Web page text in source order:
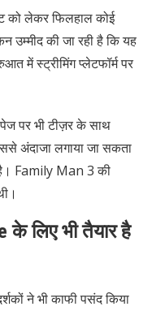
को लेकर फिलहाल कोई
उम्मीद की जा रही है कि यह
में स्ट्रीमिंग प्लेटफॉर्म पर
पर भी टीज़र के साथ
अंदाजा लगाया जा सकता
Family Man 3 की
लिए भी तैयार है
ने भी काफी पसंद किया